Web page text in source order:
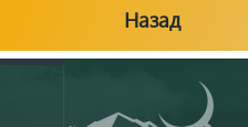
Назад